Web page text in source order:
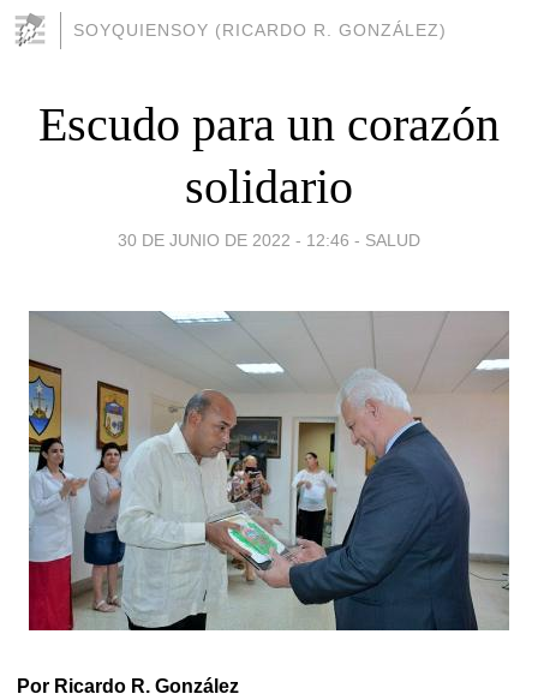
SOYQUIENSOY (RICARDO R. GONZÁLEZ)
Escudo para un corazón
solidario
30 DE JUNIO DE 2022 - 12:46 - SALUD
Por Ricardo R. González